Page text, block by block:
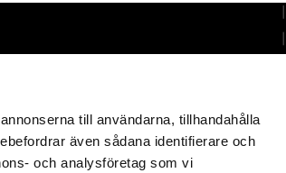
till användarna, tillhandahålla
även sådana identifierare och
och analysföretag som vi
E-post: info@htemballage.se